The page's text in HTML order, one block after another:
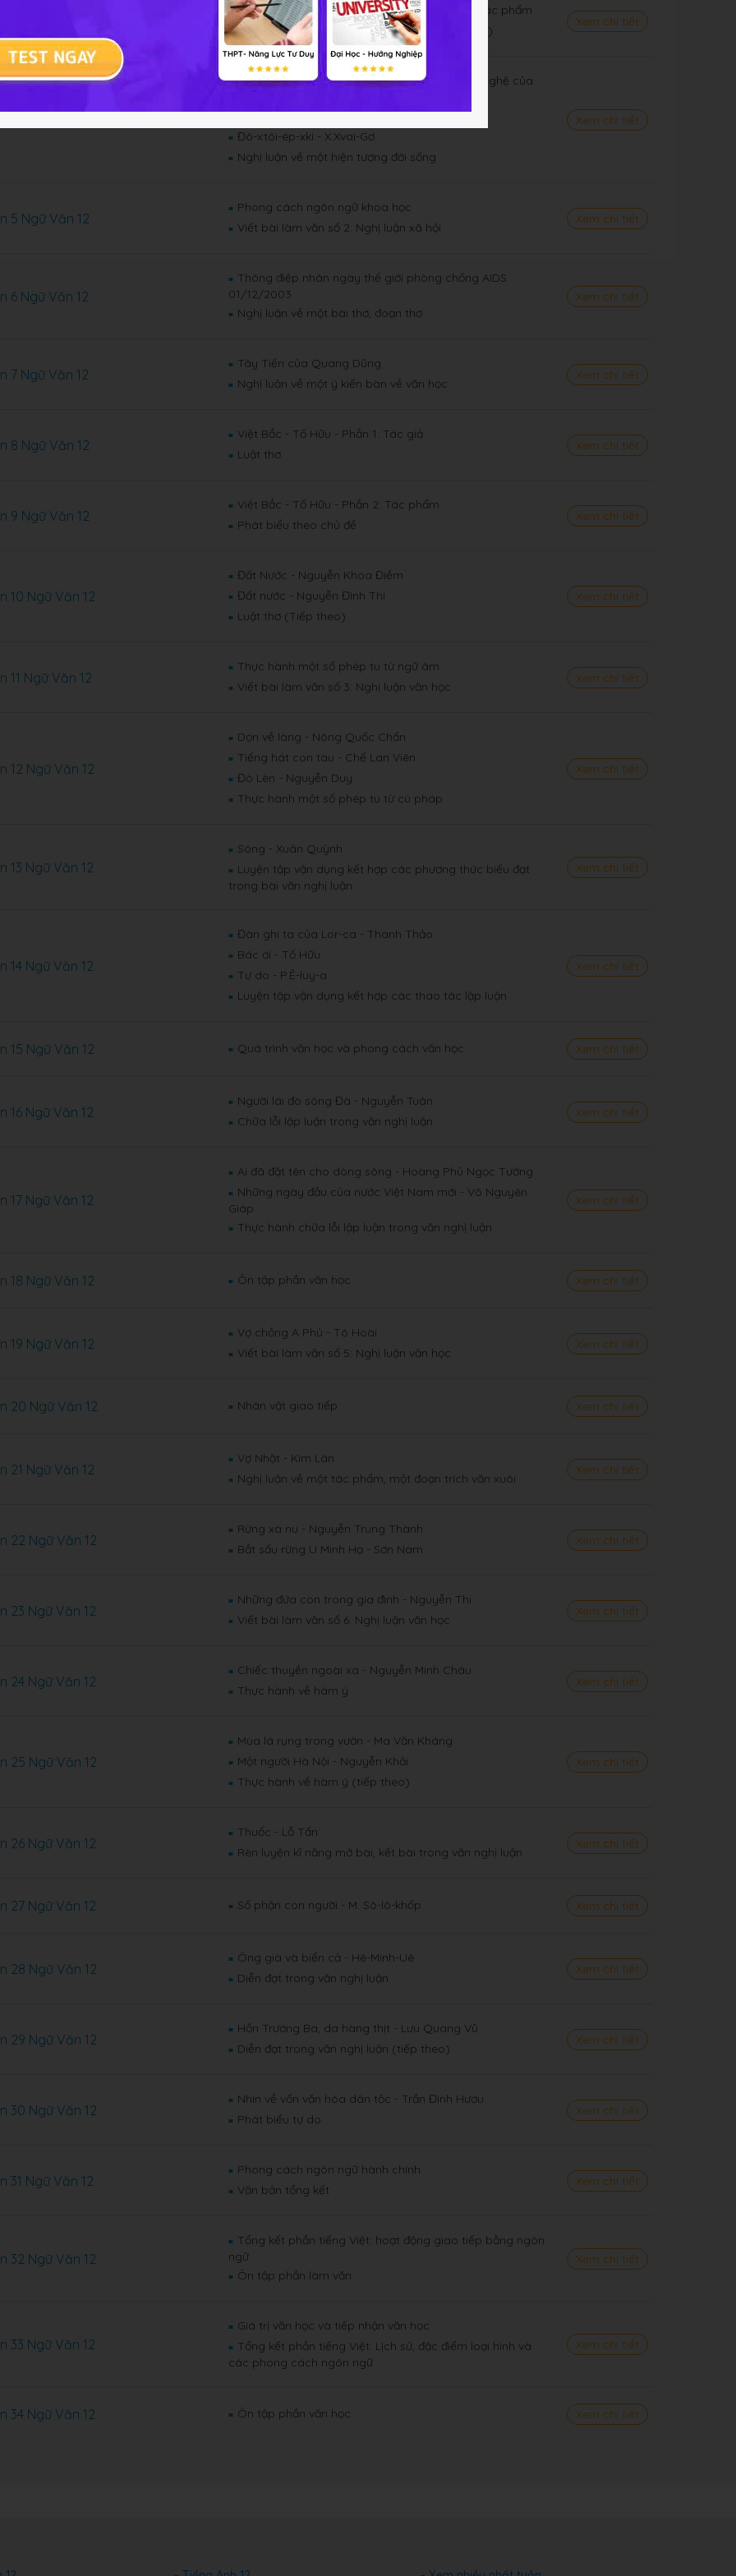
■ Tuyên Ngôn Độc Lập - Hồ Chí Minh - Phần 2: Tác phẩm
■ Giữ gìn sự trong sáng của tiếng Việt (tiếp theo)
Xem chi tiết
■ Nguyễn Đình Chiểu, ngôi sao sáng trong văn nghệ của
Mấy ý nghĩ về thơ - Nguyễn Đình Thi
■ Đô-xtôi-ép-xki - X.Xvai-Gơ
■ Nghị luận về một hiện tượng đời sống
Xem chi tiết
5 Ngữ Văn 12
■ Phong cách ngôn ngữ khoa học
■ Viết bài làm văn số 2: Nghị luận xã hội
Xem chi tiết
6 Ngữ Văn 12
■ Thông điệp nhân ngày thế giới phòng chống AIDS
01/12/2003
■ Nghị luận về một bài thơ, đoạn thơ
Xem chi tiết
7 Ngữ Văn 12
■ Tây Tiến của Quang Dũng
■ Nghị luận về một ý kiến bàn về văn học
Xem chi tiết
8 Ngữ Văn 12
■ Việt Bắc - Tố Hữu - Phần 1: Tác giả
■ Luật thơ
Xem chi tiết
9 Ngữ Văn 12
■ Việt Bắc - Tố Hữu - Phần 2: Tác phẩm
■ Phát biểu theo chủ đề
Xem chi tiết
10 Ngữ Văn 12
■ Đất Nước - Nguyễn Khoa Điềm
■ Đất nước - Nguyễn Đình Thi
■ Luật thơ (Tiếp theo)
Xem chi tiết
11 Ngữ Văn 12
■ Thực hành một số phép tu từ ngữ âm
■ Viết bài làm văn số 3: Nghị luận văn học
Xem chi tiết
12 Ngữ Văn 12
■ Dọn về làng - Nông Quốc Chấn
■ Tiếng hát con tàu - Chế Lan Viên
■ Đò Lèn - Nguyễn Duy
■ Thực hành một số phép tu từ cú pháp
Xem chi tiết
13 Ngữ Văn 12
■ Sóng - Xuân Quỳnh
■ Luyện tập vận dụng kết hợp các phương thức biểu đạt
trong bài văn nghị luận
Xem chi tiết
14 Ngữ Văn 12
■ Đàn ghi ta của Lor-ca - Thanh Thảo
■ Bác ơi - Tố Hữu
■ Tự do - P.Ê-luy-a
■ Luyện tập vận dụng kết hợp các thao tác lập luận
Xem chi tiết
15 Ngữ Văn 12 ■ Quá trình văn học và phong cách văn học Xem chi tiết
16 Ngữ Văn 12
■ Người lái đò sông Đà - Nguyễn Tuân
■ Chữa lỗi lập luận trong văn nghị luận
Xem chi tiết
17 Ngữ Văn 12
■ Ai đã đặt tên cho dòng sông - Hoàng Phủ Ngọc Tường
■ Những ngày đầu của nước Việt Nam mới - Võ Nguyên
Giáp
■ Thực hành chữa lỗi lập luận trong văn nghị luận
Xem chi tiết
18 Ngữ Văn 12 ■ Ôn tập phần văn học Xem chi tiết
19 Ngữ Văn 12
■ Vợ chồng A Phủ - Tô Hoài
■ Viết bài làm văn số 5: Nghị luận văn học
Xem chi tiết
20 Ngữ Văn 12 ■ Nhân vật giao tiếp Xem chi tiết
21 Ngữ Văn 12
■ Vợ Nhặt - Kim Lân
■ Nghị luận về một tác phẩm, một đoạn trích văn xuôi
Xem chi tiết
22 Ngữ Văn 12
■ Rừng xà nu - Nguyễn Trung Thành
■ Bắt sấu rừng U Minh Hạ - Sơn Nam
Xem chi tiết
23 Ngữ Văn 12
■ Những đứa con trong gia đình - Nguyễn Thi
■ Viết bài làm văn số 6: Nghị luận văn học
Xem chi tiết
24 Ngữ Văn 12
■ Chiếc thuyền ngoài xa - Nguyễn Minh Châu
■ Thực hành về hàm ý
Xem chi tiết
25 Ngữ Văn 12
■ Mùa lá rụng trong vườn - Ma Văn Kháng
■ Một người Hà Nội - Nguyễn Khải
■ Thực hành về hàm ý (tiếp theo)
Xem chi tiết
26 Ngữ Văn 12
■ Thuốc - Lỗ Tấn
■ Rèn luyện kĩ năng mở bài, kết bài trong văn nghị luận
Xem chi tiết
27 Ngữ Văn 12 ■ Số phận con người - M. Sô-lô-khốp Xem chi tiết
28 Ngữ Văn 12
■ Ông già và biển cả - Hê-Minh-Uê
■ Diễn đạt trong văn nghị luận
Xem chi tiết
29 Ngữ Văn 12
■ Hồn Trương Ba, da hàng thịt - Lưu Quang Vũ
■ Diễn đạt trong văn nghị luận (tiếp theo)
Xem chi tiết
30 Ngữ Văn 12
■ Nhìn về vốn văn hóa dân tộc - Trần Đình Hượu
■ Phát biểu tự do
Xem chi tiết
31 Ngữ Văn 12
■ Phong cách ngôn ngữ hành chính
■ Văn bản tổng kết
Xem chi tiết
32 Ngữ Văn 12
■ Tổng kết phần tiếng Việt: hoạt động giao tiếp bằng ngôn
ngữ
■ Ôn tập phần làm văn
Xem chi tiết
33 Ngữ Văn 12
■ Giá trị văn học và tiếp nhận văn học
■ Tổng kết phần tiếng Việt: Lịch sử, đặc điểm loại hình và
các phong cách ngôn ngữ
Xem chi tiết
34 Ngữ Văn 12 ■ Ôn tập phần văn học Xem chi tiết